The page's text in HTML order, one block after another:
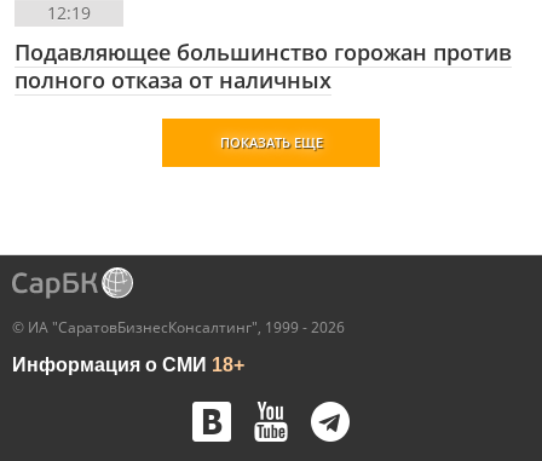
12:19
Подавляющее большинство горожан против
полного отказа от наличных
ПОКАЗАТЬ ЕЩЕ
© ИА "СаратовБизнесКонсалтинг", 1999 - 2026
Информация о СМИ 18+